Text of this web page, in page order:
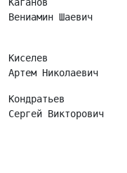
Каганов                 -
Вениамин Шаевич
Киселев                 -
Кондратьев
Сергей Викторович